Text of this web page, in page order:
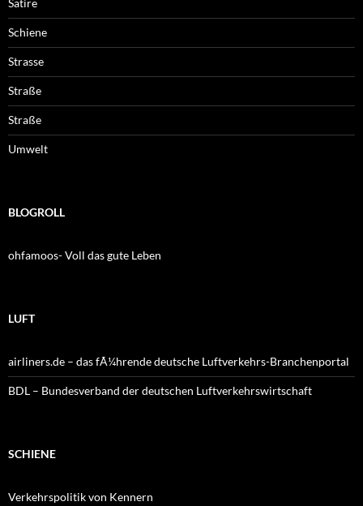
Schiene
Strasse
Straße
Straße
Umwelt
BLOGROLL
ohfamoos- Voll das gute Leben
LUFT
airliners.de – das fÃ¼hrende deutsche Luftverkehrs-Branchenportal
BDL – Bundesverband der deutschen Luftverkehrswirtschaft
SCHIENE
Verkehrspolitik von Kennern